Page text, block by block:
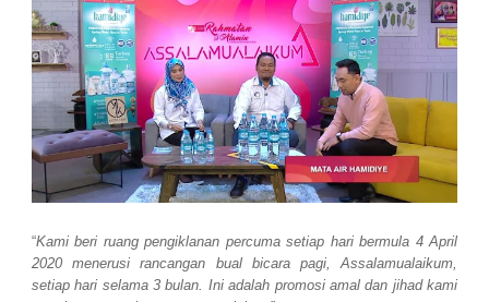
“Kami beri ruang pengiklanan percuma setiap hari bermula 4 April
2020 menerusi rancangan bual bicara pagi, Assalamualaikum,
setiap hari selama 3 bulan. Ini adalah promosi amal dan jihad kami